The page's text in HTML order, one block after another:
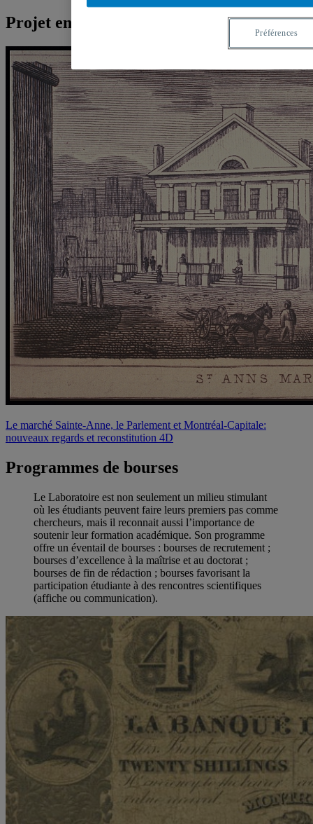
Projet en vedette
Le marché Sainte-Anne, le Parlement et Montréal-Capitale:
nouveaux regards et reconstitution 4D
Programmes de bourses
Le Laboratoire est non seulement un milieu stimulant
où les étudiants peuvent faire leurs premiers pas comme
chercheurs, mais il reconnait aussi l’importance de
soutenir leur formation académique. Son programme
offre un éventail de bourses : bourses de recrutement ;
bourses d’excellence à la maîtrise et au doctorat ;
bourses de fin de rédaction ; bourses favorisant la
participation étudiante à des rencontres scientifiques
(affiche ou communication).
Préférences